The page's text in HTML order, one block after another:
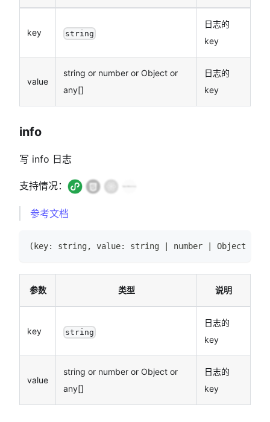
key string
日志的
key
value
string or number or Object or
any[]
日志的
key
info
写 info 日志
支持情况：
参考文档
( key: string, value: string number Object
参数 类型 说明
key string
日志的
key
value
string or number or Object or
any[]
日志的
key